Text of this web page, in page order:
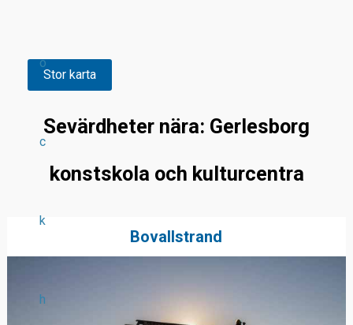
o
c
k
h
Stor karta
Sevärdheter nära: Gerlesborg
konstskola och kulturcentra
Bovallstrand